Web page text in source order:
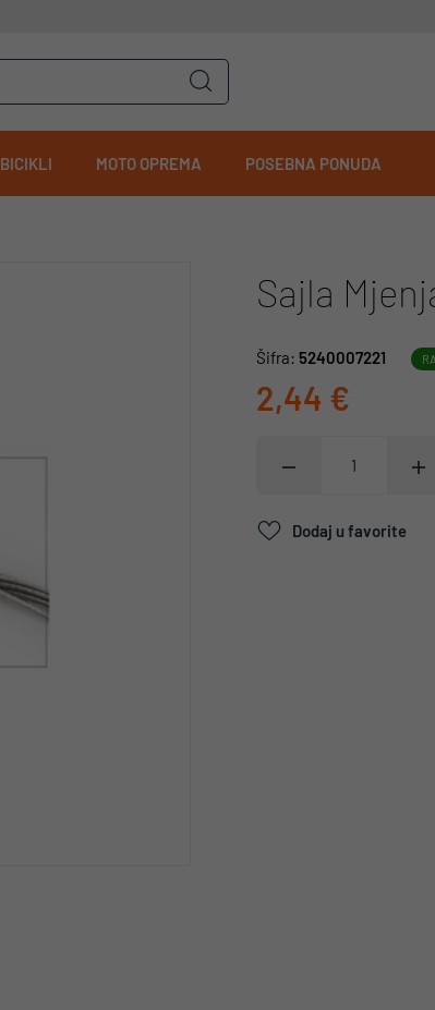
BICIKLI MOTO OPREMA POSEBNA PONUDA
Sajla
Šifra: 5240007221
2,44 €
Dodaj u favorite